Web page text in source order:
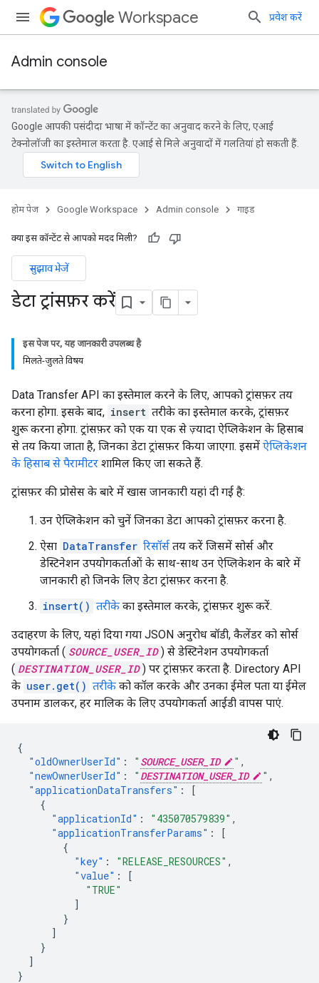
Workspace प्रवेश करें
Admin console
Google आपकी पसंदीदा भाषा में कॉन्टेंट का अनुवाद करने के लिए, एआई
टेक्नोलॉजी का इस्तेमाल करता है. एआई से मिले अनुवादों में गलतियां हो सकती हैं.
होम पेज Google Workspace Admin console गाइड
क्या इस कॉन्टेंट से आपको मदद मिली?
सुझाव भेजें
डेटा ट्रांसफ़र करें
इस पेज पर, यह जानकारी उपलब्ध है
मिलते-जुलते विषय
Data Transfer API का इस्तेमाल करने के लिए, आपको ट्रांसफ़र तय
करना होगा. इसके बाद, insert तरीके का इस्तेमाल करके, ट्रांसफ़र
शुरू करना होगा. ट्रांसफ़र को एक या एक से ज़्यादा ऐप्लिकेशन के हिसाब
से तय किया जाता है, जिनका डेटा ट्रांसफ़र किया जाएगा. इसमें ऐप्लिकेशन
के हिसाब से पैरामीटर शामिल किए जा सकते हैं.
ट्रांसफ़र की प्रोसेस के बारे में खास जानकारी यहां दी गई है:
उन ऐप्लिकेशन को चुनें जिनका डेटा आपको ट्रांसफ़र करना है.
ऐसा DataTransfer रिसॉर्स तय करें जिसमें सोर्स और
डेस्टिनेशन उपयोगकर्ताओं के साथ-साथ उन ऐप्लिकेशन के बारे में
जानकारी हो जिनके लिए डेटा ट्रांसफ़र करना है.
insert() तरीके का इस्तेमाल करके, ट्रांसफ़र शुरू करें.
उदाहरण के लिए, यहां दिया गया JSON अनुरोध बॉडी, कैलेंडर को सोर्स
उपयोगकर्ता ( SOURCE_USER_ID ) से डेस्टिनेशन उपयोगकर्ता
( DESTINATION_USER_ID ) पर ट्रांसफ़र करता है. Directory API
के user.get() तरीके को कॉल करके और उनका ईमेल पता या ईमेल
उपनाम डालकर, हर मालिक के लिए उपयोगकर्ता आईडी वापस पाएं.
{
"oldOwnerUserId" : " SOURCE_USER_ID " ,
"newOwnerUserId" : " DESTINATION_USER_ID " ,
"applicationDataTransfers" :
[
{
"applicationId" : "435070579839" ,
"applicationTransferParams" :
[
{
"key" : "RELEASE_RESOURCES" ,
"value" :
[
"TRUE"
]
}
]
}
]
}